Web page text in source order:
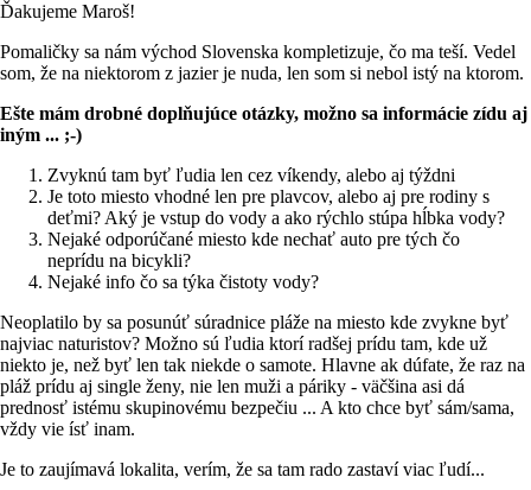
Ďakujeme Maroš!
Pomaličky sa nám východ Slovenska kompletizuje, čo ma teší. Vedel
som, že na niektorom z jazier je nuda, len som si nebol istý na ktorom.
Ešte mám drobné doplňujúce otázky, možno sa informácie zídu aj
iným ... ;-)
Zvyknú tam byť ľudia len cez víkendy, alebo aj týždni
Je toto miesto vhodné len pre plavcov, alebo aj pre rodiny s
deťmi? Aký je vstup do vody a ako rýchlo stúpa hĺbka vody?
Nejaké odporúčané miesto kde nechať auto pre tých čo
neprídu na bicykli?
Nejaké info čo sa týka čistoty vody?
Neoplatilo by sa posunúť súradnice pláže na miesto kde zvykne byť
najviac naturistov? Možno sú ľudia ktorí radšej prídu tam, kde už
niekto je, než byť len tak niekde o samote. Hlavne ak dúfate, že raz na
pláž prídu aj single ženy, nie len muži a páriky - väčšina asi dá
prednosť istému skupinovému bezpečiu ... A kto chce byť sám/sama,
vždy vie ísť inam.
Je to zaujímavá lokalita, verím, že sa tam rado zastaví viac ľudí...